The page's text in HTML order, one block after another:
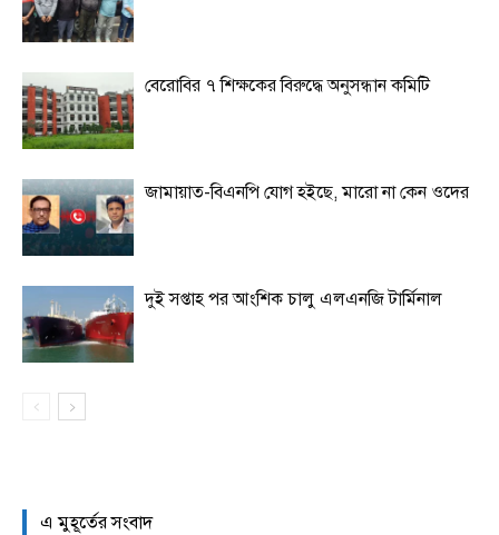
বেরোবির ৭ শিক্ষকের বিরুদ্ধে অনুসন্ধান কমিটি
জামায়াত-বিএনপি যোগ হইছে, মারো না কেন ওদের
দুই সপ্তাহ পর আংশিক চালু এলএনজি টার্মিনাল
এ মুহূর্তের সংবাদ